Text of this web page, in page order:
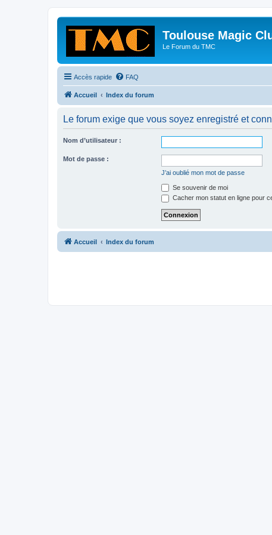
Toulouse Magic
Le Forum du TMC
Accès rapide FAQ
Accueil Index du forum
Le forum exige que vous soyez enregistré et
Nom d’utilisateur :
Mot de passe :
J’ai oublié mon mot de passe
Se souvenir de moi
Cacher mon statut en ligne pour
Accueil Index du forum